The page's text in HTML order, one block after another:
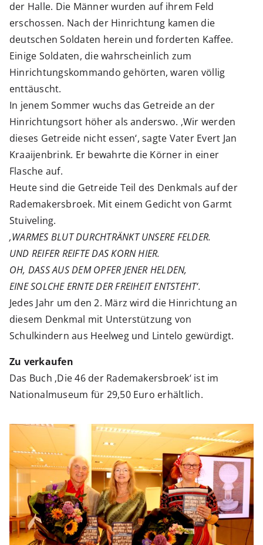
der Halle. Die Männer wurden auf ihrem Feld
erschossen. Nach der Hinrichtung kamen die
deutschen Soldaten herein und forderten Kaffee.
Einige Soldaten, die wahrscheinlich zum
Hinrichtungskommando gehörten, waren völlig
enttäuscht.
In jenem Sommer wuchs das Getreide an der
Hinrichtungsort höher als anderswo. ‚Wir werden
dieses Getreide nicht essen‘, sagte Vater Evert Jan
Kraaijenbrink. Er bewahrte die Körner in einer
Flasche auf.
Heute sind die Getreide Teil des Denkmals auf der
Rademakersbroek. Mit einem Gedicht von Garmt
Stuiveling.
‚WARMES BLUT DURCHTRÄNKT UNSERE FELDER.
UND REIFER REIFTE DAS KORN HIER.
OH, DASS AUS DEM OPFER JENER HELDEN,
EINE SOLCHE ERNTE DER FREIHEIT ENTSTEHT‘.
Jedes Jahr um den 2. März wird die Hinrichtung an
diesem Denkmal mit Unterstützung von
Schulkindern aus Heelweg und Lintelo gewürdigt.
Zu verkaufen
Das Buch ‚Die 46 der Rademakersbroek‘ ist im
Nationalmuseum für 29,50 Euro erhältlich.